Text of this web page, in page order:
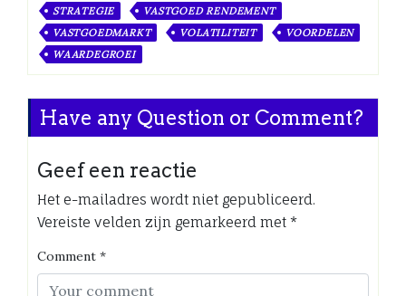
STRATEGIE
VASTGOED RENDEMENT
VASTGOEDMARKT
VOLATILITEIT
VOORDELEN
WAARDEGROEI
Have any Question or Comment?
Geef een reactie
Het e-mailadres wordt niet gepubliceerd.
Vereiste velden zijn gemarkeerd met *
Comment *